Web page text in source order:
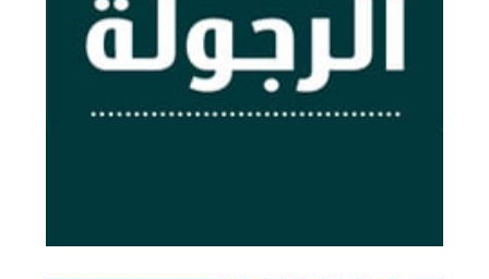
الرجولة: أمنية عمرية
rojoula